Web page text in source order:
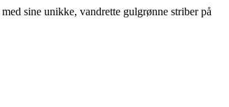
sine unikke, vandrette gulgrønne striber på